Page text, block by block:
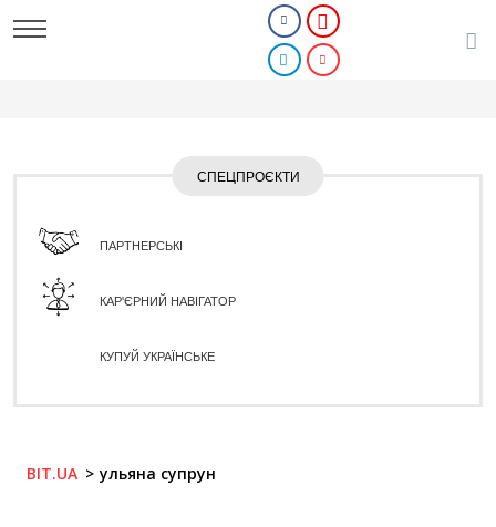
СПЕЦПРОЄКТИ
ПАРТНЕРСЬКІ
КАР'ЄРНИЙ НАВІГАТОР
КУПУЙ УКРАЇНСЬКЕ
BIT.UA ульяна супрун